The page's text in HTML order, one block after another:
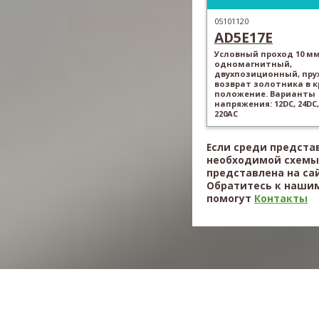
05101120
AD5E17E
Условный проход 10
одномагнитный,
двухпозиционный,
возврат золотника в
положение. Варианты
напряжения: 12DC, 24DC,
220AC
Если среди
необходимой
представлена на
Обратитесь к
помогут Контакты